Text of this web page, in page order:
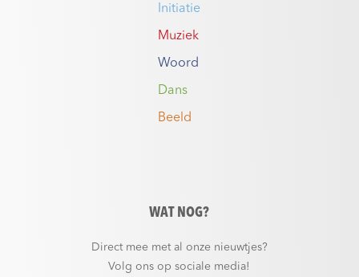
Initiatie
Muziek
Woord
Dans
Beeld
WAT NOG?
Direct mee met al onze nieuwtjes?
Volg ons op sociale media!